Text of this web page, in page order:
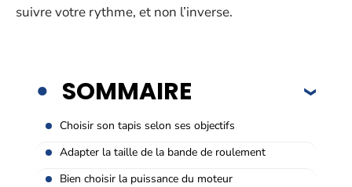
suivre votre rythme, et non l’inverse.
SOMMAIRE
Choisir son tapis selon ses objectifs
Adapter la taille de la bande de roulement
Bien choisir la puissance du moteur